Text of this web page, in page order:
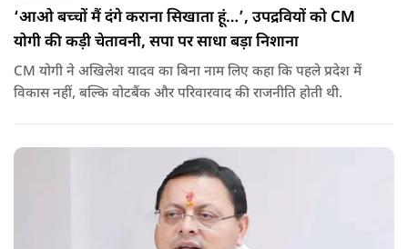
‘आओ बच्चों मैं दंगे कराना सिखाता हूं…’, उपद्रवियों को CM
योगी की कड़ी चेतावनी, सपा पर साधा बड़ा निशाना
CM योगी ने अखिलेश यादव का बिना नाम लिए कहा कि पहले प्रदेश में
विकास नहीं, बल्कि वोटबैंक और परिवारवाद की राजनीति होती थी.